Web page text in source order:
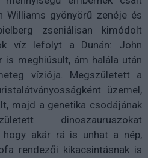
Williams gyönyörű zenéje és
zseniálisan kimódolt
víz lefolyt a Dunán: John
is meghiúsult, ám halála után
víziója. Megszületett a
üzemel,
majd a genetika csodájának
dinoszauruszokat
hogy akár rá is unhat a nép,
rendezői kikacsintásnak is